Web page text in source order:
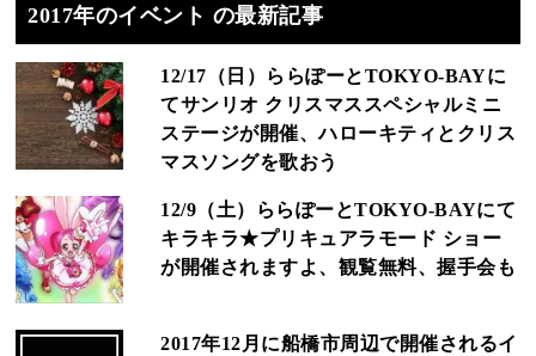
2017年のイベント の最新記事
12/17（日）ららぽーとTOKYO-BAYに
てサンリオ クリスマススペシャルミニ
ステージが開催、ハローキティとクリス
マスソングを歌おう
12/9（土）ららぽーとTOKYO-BAYにて
キラキラ★プリキュアラモード ショー
が開催されますよ、観覧無料、握手会も
2017年12月に船橋市周辺で開催されるイ